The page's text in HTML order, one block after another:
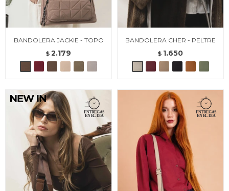
BANDOLERA JACKIE - TOPO
$ 2.179
BANDOLERA CHER - PELTRE
$ 1.650